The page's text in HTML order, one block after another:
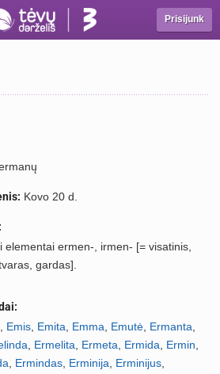
Prisijunk
Kovo 20 d.
ermen-, irmen- [= visatinis,
gardas].
Emis Emita Emma Emutė Ermanta
Ermelita Ermeta Ermida Ermin
Ermindas Erminija Erminijus